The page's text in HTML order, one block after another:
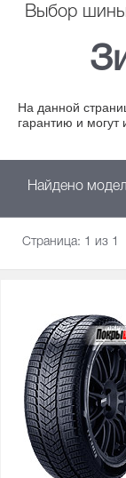
Выбор
На данной
гарантию и могут
Найдено
Страница: 1 из 1